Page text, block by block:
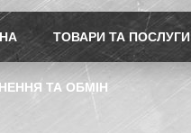
ТОВАРИ ТА ПОСЛУГИ
ТА ОБМІН